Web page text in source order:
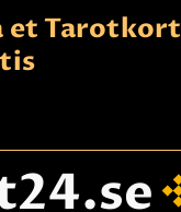
et Tarotkort